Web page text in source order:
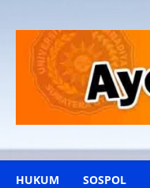
HUKUM SOSPOL